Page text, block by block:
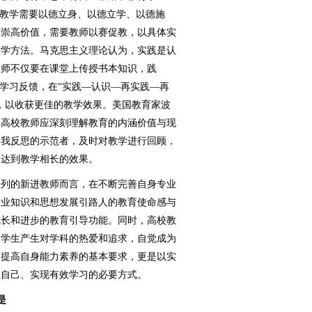
学需要以德立身、以德立学、以德施
高价值，需要教师以赛促教，以具体实
方法。马克思主义理论认为，实践是认
不仅要在课堂上传授书本知识，践
学习反馈，在“实践—认识—再实践—再
收获更佳的教学效果。美国教育家波
校教师应深刻理解教育的内涵价值与现
反思的示范者，及时对教学进行回顾，
到教学相长的效果。
新进教师而言，在不断完善自身专业
知识和思想发展引路人的教育使命感与
和进步的教育引导功能。同时，高校教
生产生对学科的热爱和追求，自觉成为
高自身能力素养的基本要求，更是以实
己、实现有效学习的必要方式。